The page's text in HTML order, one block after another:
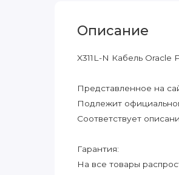
Описание
X311L-N Кабель Oracle
Представленное на
Подлежит
Соответствует
Гарантия:
На все товары